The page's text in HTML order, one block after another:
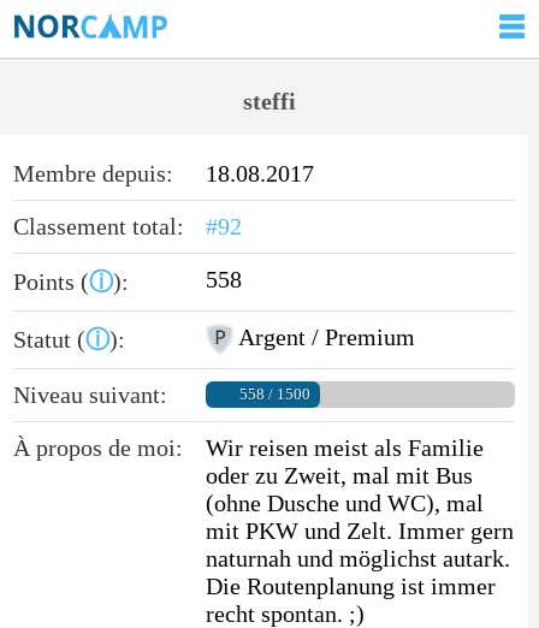
steffi
Membre depuis:
18.08.2017
Classement total:
#92
Points (ⓘ): 558
Statut (ⓘ): Argent / Premium
Niveau suivant: 558 / 1500
À propos de moi:
Wir reisen meist als Familie
oder zu Zweit, mal mit Bus
(ohne Dusche und WC), mal
mit PKW und Zelt. Immer gern
naturnah und möglichst autark.
Die Routenplanung ist immer
recht spontan. ;)